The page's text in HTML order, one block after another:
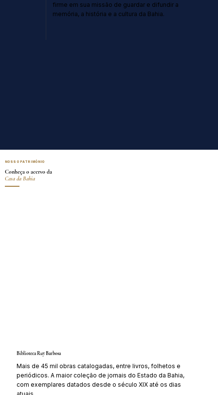
firme em sua missão de guardar e difundir a
memória, a história e a cultura da Bahia.
NOSSO PATRIMÔNIO
Conheça o acervo da
Casa da Bahia
Biblioteca Ruy Barbosa
Mais de 45 mil obras catalogadas, entre livros, folhetos e
periódicos. A maior coleção de jornais do Estado da Bahia,
com exemplares datados desde o século XIX até os dias